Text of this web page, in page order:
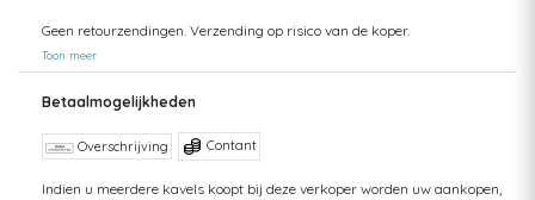
Geen retourzendingen. Verzending op risico van de koper.
Toon meer
Betaalmogelijkheden
Overschrijving Contant
Indien u meerdere kavels koopt bij deze verkoper worden uw aankopen,